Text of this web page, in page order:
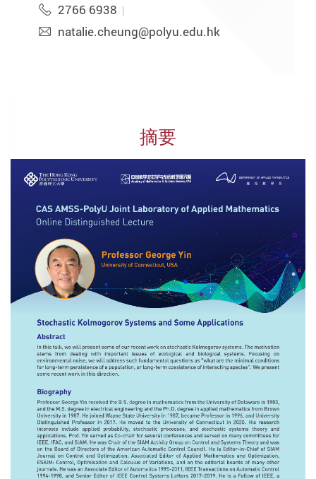
2766 6938
natalie.cheung@polyu.edu.hk
摘要